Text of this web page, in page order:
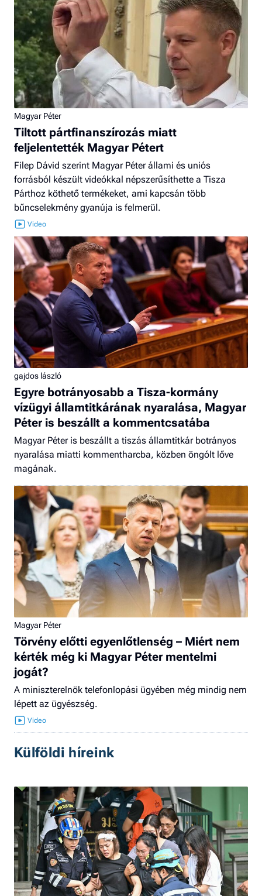
Magyar Péter
Tiltott pártfinanszírozás miatt
feljelentették Magyar Pétert
Filep Dávid szerint Magyar Péter állami és uniós
forrásból készült videókkal népszerűsíthette a Tisza
Párthoz köthető termékeket, ami kapcsán több
bűncselekmény gyanúja is felmerül.
gajdos lászló
Egyre botrányosabb a Tisza-kormány
vízügyi államtitkárának nyaralása, Magyar
Péter is beszállt a kommentcsatába
Magyar Péter is beszállt a tiszás államtitkár botrányos
nyaralása miatti kommentharcba, közben öngólt lőve
magának.
Magyar Péter
Törvény előtti egyenlőtlenség – Miért nem
kérték még ki Magyar Péter mentelmi
jogát?
A miniszterelnök telefonlopási ügyében még mindig nem
lépett az ügyészség.
Külföldi híreink